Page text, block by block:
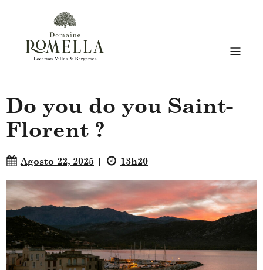
Do you do you Saint-
Florent ?
Agosto 22, 2025 | 13h20